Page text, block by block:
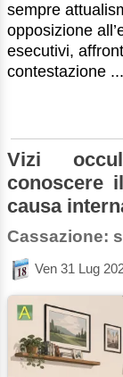
sempre
opposizione
esecutivi,
contestazione ...
Vizi
conoscere
causa
Cassazione:
Ven 31 Lug